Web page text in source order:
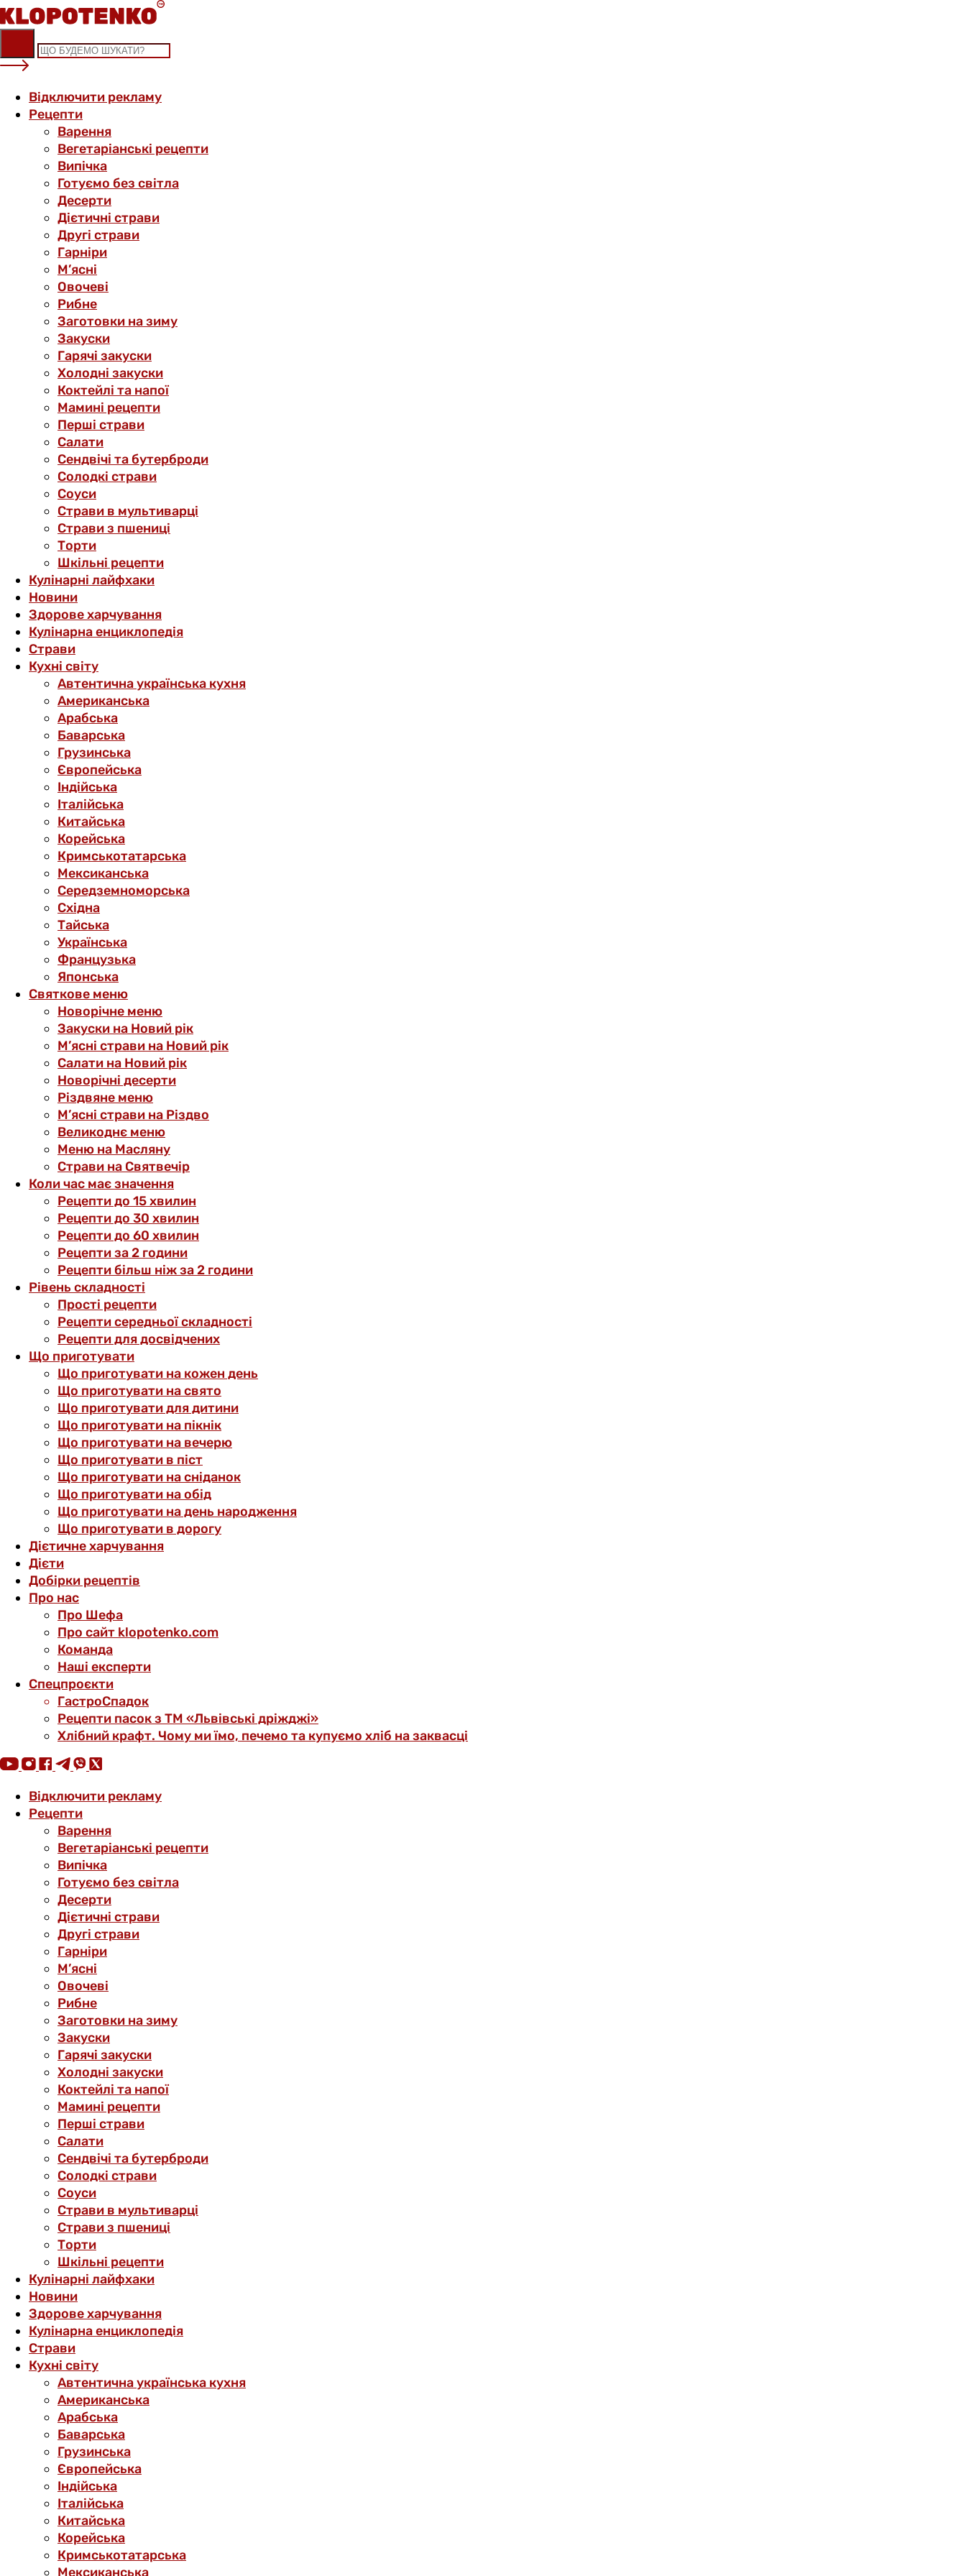
Skip
to
content
Відключити рекламу
Рецепти
Варення
Вегетаріанські рецепти
Випічка
Готуємо без світла
Десерти
Дієтичні страви
Другі страви
Гарніри
М’ясні
Овочеві
Рибне
Заготовки на зиму
Закуски
Гарячі закуски
Холодні закуски
Коктейлі та напої
Мамині рецепти
Перші страви
Салати
Сендвічі та бутерброди
Солодкі страви
Соуси
Страви в мультиварці
Страви з пшениці
Торти
Шкільні рецепти
Кулінарні лайфхаки
Новини
Здорове харчування
Кулінарна енциклопедія
Страви
Кухні світу
Автентична українська кухня
Американська
Арабська
Баварська
Грузинська
Європейська
Індійська
Італійська
Китайська
Корейська
Кримськотатарська
Мексиканська
Середземноморська
Східна
Тайська
Українська
Французька
Японська
Святкове меню
Новорічне меню
Закуски на Новий рік
М’ясні страви на Новий рік
Салати на Новий рік
Новорічні десерти
Різдвяне меню
М’ясні страви на Різдво
Великоднє меню
Меню на Масляну
Страви на Святвечір
Коли час має значення
Рецепти до 15 хвилин
Рецепти до 30 хвилин
Рецепти до 60 хвилин
Рецепти за 2 години
Рецепти більш ніж за 2 години
Рівень складності
Прості рецепти
Рецепти середньої складності
Рецепти для досвідчених
Що приготувати
Що приготувати на кожен день
Що приготувати на свято
Що приготувати для дитини
Що приготувати на пікнік
Що приготувати на вечерю
Що приготувати в піст
Що приготувати на сніданок
Що приготувати на обід
Що приготувати на день народження
Що приготувати в дорогу
Дієтичне харчування
Дієти
Добірки рецептів
Про нас
Про Шефа
Про сайт klopotenko.com
Команда
Наші експерти
Спецпроєкти
ГастроСпадок
Рецепти пасок з ТМ «Львівські дріжджі»
Хлібний крафт. Чому ми їмо, печемо та купуємо хліб на заквасці
Відключити рекламу
Рецепти
Варення
Вегетаріанські рецепти
Випічка
Готуємо без світла
Десерти
Дієтичні страви
Другі страви
Гарніри
М’ясні
Овочеві
Рибне
Заготовки на зиму
Закуски
Гарячі закуски
Холодні закуски
Коктейлі та напої
Мамині рецепти
Перші страви
Салати
Сендвічі та бутерброди
Солодкі страви
Соуси
Страви в мультиварці
Страви з пшениці
Торти
Шкільні рецепти
Кулінарні лайфхаки
Новини
Здорове харчування
Кулінарна енциклопедія
Страви
Кухні світу
Автентична українська кухня
Американська
Арабська
Баварська
Грузинська
Європейська
Індійська
Італійська
Китайська
Корейська
Кримськотатарська
Мексиканська